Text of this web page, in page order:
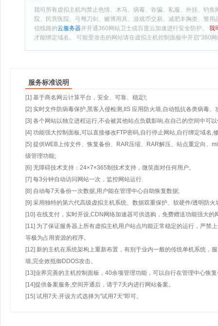
我司所有虚拟主机均禁止色情、木马、病毒、诈骗、私服、外挂、钓
院、民营医院、弓驽刀剑、赌博用具、游戏币交易、减肥丰胸类、警
信线路的云服务器并开通360网站卫士或百度云加速进行安全防护。 我
才能绑定域名。 可能受攻击的网站请在虚拟主机控制面板中开启“360
服务标准说明
[1] 基于商名网云计算平台，安全、可靠、稳定!;
[2] 实时文件防病毒保护,黑客入侵检测,IIS 应用防火墙,自动抵抗各类病毒、
[3] 各个网站以独立进程运行,不会被其他站点负载影响,在自己的空间中可
[4] 功能强大控制面板,可以直接修改FTP密码,自行停止网站,自行绑定域名,
[5] 提供WEB上传文件、恢复备份、RAR压缩、RAR解压、站点重定向、
级管理功能;
[6] 无障碍技术支持：24×7×365制技术支持，微笑面对任何用户。
[7] 每3分钟自动访问网站一次，监控网站运行.
[8] 自动每7天备份一次数据,用户能在管理中心自助恢复数据;
[9] 采用独特的第六代高级虚拟主机系统、数据双重保护、软硬件/透明防火
[10] 在线支付，实时开设,CDN网络加速器可供选购，免费赠送功能强大
[11] 为了保证服务器上所有虚拟主机用户站点均能正常稳定的运行，严禁
等极为占用资源的程序。
[12] 新的主机在系统架构上重新布置，有别于业内一般的传统单机系统，
墙,完全效抵御DDOS攻击。
[13]业界完善的主机控制面板，40余项管理功能，可以自行在管理中心恢
[14]提供备案服务,空间开通后，请于7天内进行网站备案。
[15] 试用7天.开设方式选择为"试用7天"即可。